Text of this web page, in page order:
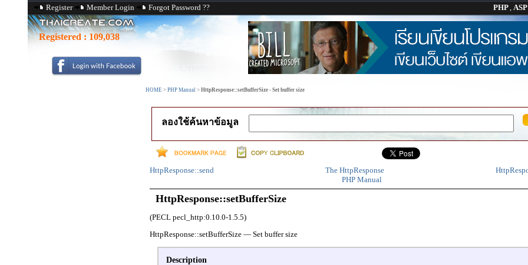
Register Member Login Forgot Password ?? PHP, ASP
Registered : 109,038
HOME > PHP Manual > HttpResponse::setBufferSize - Set buffer size
ลองใช้ค้นหาข้อมูล
HttpResponse::send
The HttpResponse
PHP Manual
HttpResponse::setBufferSize
(PECL pecl_http:0.10.0-1.5.5)
HttpResponse::setBufferSize— Set buffer size
Description